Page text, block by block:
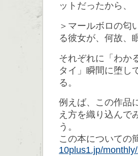
ットだったから、
＞マールボロの匂
る彼女が、何故、
それぞれに「わか
タイ」瞬間に堕し
る。
例えば、この作品
え方を織り込んで
う。
この本についての
10plus1.jp/